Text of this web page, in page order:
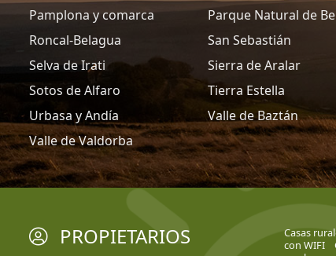
Pamplona y comarca
Parque Natural de
Roncal-Belagua
San Sebastián
Selva de Irati
Sierra de Aralar
Sotos de Alfaro
Tierra Estella
Urbasa y Andía
Valle de Baztán
Valle de Valdorba
PROPIETARIOS Casas
con WIFI